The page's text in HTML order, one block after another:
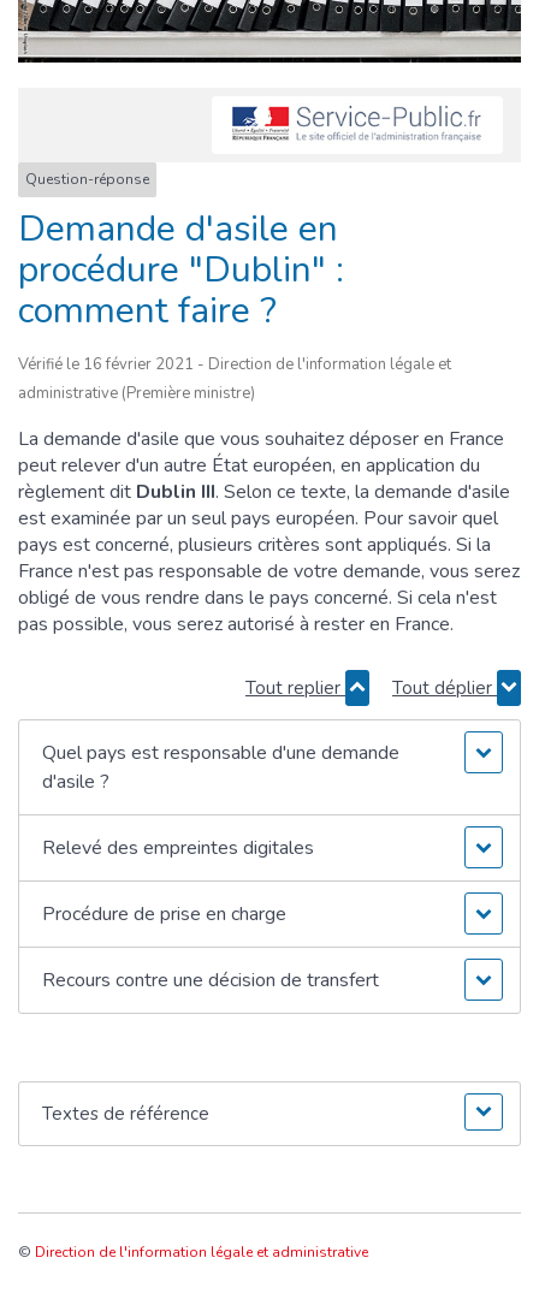
Question-réponse
Demande d'asile en
procédure "Dublin" :
comment faire ?
Vérifié le 16 février 2021 - Direction de l'information légale et
administrative (Première ministre)
La demande d'asile que vous souhaitez déposer en France
peut relever d'un autre État européen, en application du
règlement dit Dublin III. Selon ce texte, la demande d'asile
est examinée par un seul pays européen. Pour savoir quel
pays est concerné, plusieurs critères sont appliqués. Si la
France n'est pas responsable de votre demande, vous serez
obligé de vous rendre dans le pays concerné. Si cela n'est
pas possible, vous serez autorisé à rester en France.
Tout replier Tout déplier
Quel pays est responsable d'une demande
d'asile ?
Relevé des empreintes digitales
Procédure de prise en charge
Recours contre une décision de transfert
Textes de référence
© Direction de l'information légale et administrative